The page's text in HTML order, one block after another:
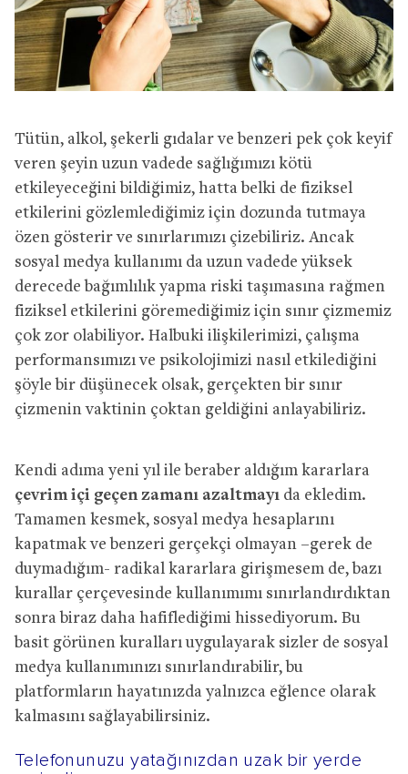
Tütün, alkol, şekerli gıdalar ve benzeri pek çok keyif
veren şeyin uzun vadede sağlığımızı kötü
etkileyeceğini bildiğimiz, hatta belki de fiziksel
etkilerini gözlemlediğimiz için dozunda tutmaya
özen gösterir ve sınırlarımızı çizebiliriz. Ancak
sosyal medya kullanımı da uzun vadede yüksek
derecede bağımlılık yapma riski taşımasına rağmen
fiziksel etkilerini göremediğimiz için sınır çizmemiz
çok zor olabiliyor. Halbuki ilişkilerimizi, çalışma
performansımızı ve psikolojimizi nasıl etkilediğini
şöyle bir düşünecek olsak, gerçekten bir sınır
çizmenin vaktinin çoktan geldiğini anlayabiliriz.
Kendi adıma yeni yıl ile beraber aldığım kararlara
çevrim içi geçen zamanı azaltmayı da ekledim.
Tamamen kesmek, sosyal medya hesaplarını
kapatmak ve benzeri gerçekçi olmayan –gerek de
duymadığım- radikal kararlara girişmesem de, bazı
kurallar çerçevesinde kullanımımı sınırlandırdıktan
sonra biraz daha hafiflediğimi hissediyorum. Bu
basit görünen kuralları uygulayarak sizler de sosyal
medya kullanımınızı sınırlandırabilir, bu
platformların hayatınızda yalnızca eğlence olarak
kalmasını sağlayabilirsiniz.
Telefonunuzu yatağınızdan uzak bir yerde